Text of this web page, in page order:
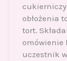
obłożenia
tort.
uczestnik